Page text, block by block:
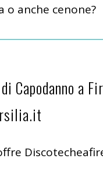
o anche cenone?
Capodanno a